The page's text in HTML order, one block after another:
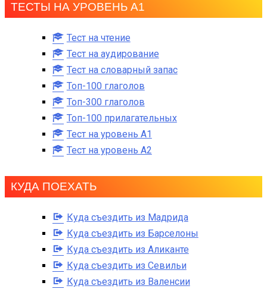
ТЕСТЫ НА УРОВЕНЬ А1
Тест на чтение
Тест на аудирование
Тест на словарный запас
Топ-100 глаголов
Топ-300 глаголов
Топ-100 прилагательных
Тест на уровень A1
Тест на уровень A2
КУДА ПОЕХАТЬ
Куда съездить из Мадрида
Куда съездить из Барселоны
Куда съездить из Аликанте
Куда съездить из Севильи
Куда съездить из Валенсии